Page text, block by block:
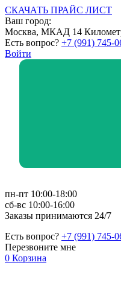
СКАЧАТЬ ПРАЙС ЛИСТ
Ваш город:
Москва, МКАД 14
Есть вопрос? +7 (991) 745-
Войти
пн-пт 10:00-18:00
сб-вс 10:00-16:00
Заказы принимаются 24/7
Есть вопрос? +7 (991) 745-
Перезвоните мне
0 Корзина